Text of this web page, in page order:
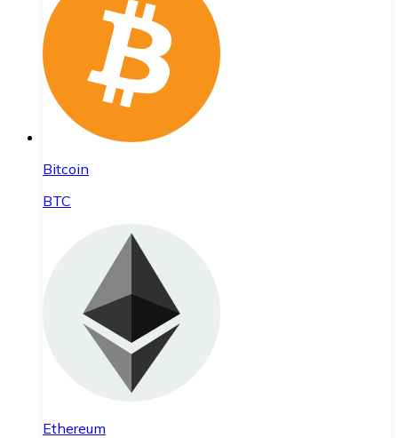
Bitcoin
BTC
Ethereum